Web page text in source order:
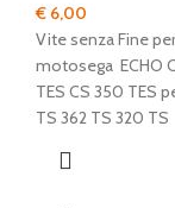
€ 6,00
Vite senza Fine
motosega ECHO
TES CS 350 TES
TS 362 TS 320 TS